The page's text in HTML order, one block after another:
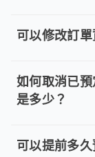
可以修改訂單
如何取消已
是多少？
可以提前多久